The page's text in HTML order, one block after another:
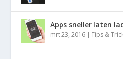
Apps sneller laten
mrt 23, 2016 |Tips &